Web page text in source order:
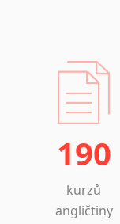
190
kurzů
angličtiny